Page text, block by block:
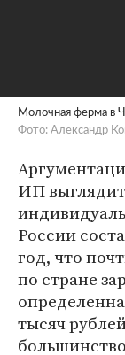
Молочная ферма в
Фото: Александр
ИП
России
год, что
по стране
тысяч